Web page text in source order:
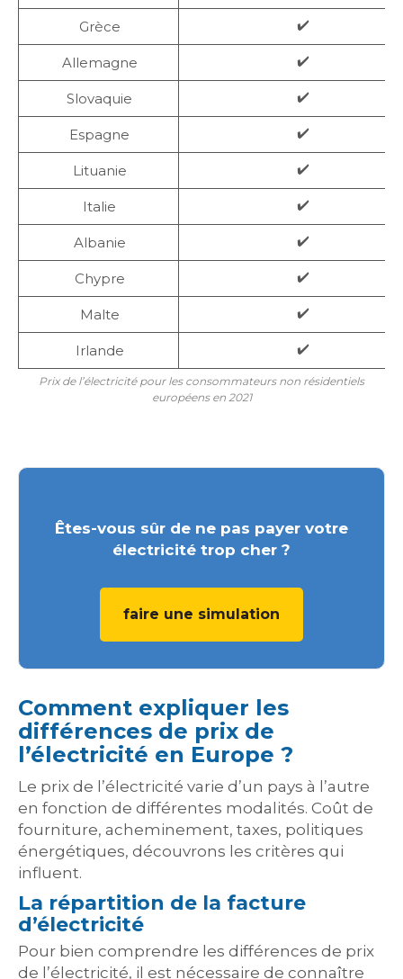
Grèce ✔️
Allemagne ✔️
Slovaquie ✔️
Espagne ✔️
Lituanie ✔️
Italie ✔️
Albanie ✔️
Chypre ✔️
Malte ✔️
Irlande ✔️
Prix de l’électricité pour les consommateurs non résidentiels
européens en 2021
Êtes-vous sûr de ne pas payer votre
électricité trop cher ?
faire une simulation
Comment expliquer les
différences de prix de
l’électricité en Europe ?
Le prix de l’électricité varie d’un pays à l’autre
en fonction de différentes modalités. Coût de
fourniture, acheminement, taxes, politiques
énergétiques, découvrons les critères qui
influent.
La répartition de la facture
d’électricité
Pour bien comprendre les différences de prix
de l’électricité, il est nécessaire de connaître